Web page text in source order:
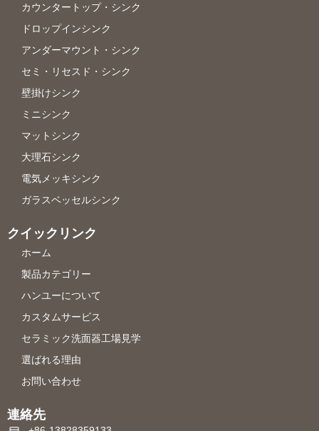
カウンタートップ・シンク
ドロップインシンク
アンダーマウント・シンク
セミ・リセスド・シンク
壁掛けシンク
ミニシンク
マットシンク
大理石シンク
電気メッキシンク
ガラスベッセルシンク
クイックリンク
ホーム
製品カテゴリー
ハンユーについて
カスタムサービス
セラミック洗面器工場見学
選ばれる理由
お問い合わせ
連絡先